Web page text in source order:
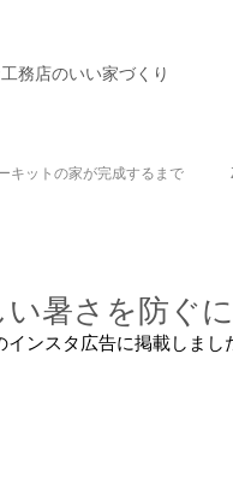
務店のいい家づくり
キットの家が完成するまで
い暑さを防ぐ
インスタ広告に掲載しまし